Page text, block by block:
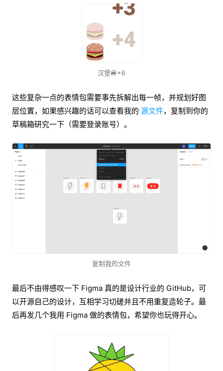
汉堡🍔+6
这些复杂一点的表情包需要事先拆解出每一帧，并规划好图
层位置，如果感兴趣的话可以查看我的 源文件，复制到你的
草稿箱研究一下（需要登录账号）。
复制我的文件
最后不由得感叹一下 Figma 真的是设计行业的 GitHub，可
以开源自己的设计，互相学习切磋并且不用重复造轮子。最
后再发几个我用 Figma 做的表情包，希望你也玩得开心。